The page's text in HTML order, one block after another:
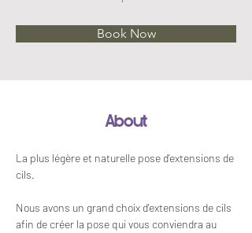
Book Now
About
La plus légère et naturelle pose d'extensions de
cils.
Nous avons un grand choix d'extensions de cils
afin de créer la pose qui vous conviendra au